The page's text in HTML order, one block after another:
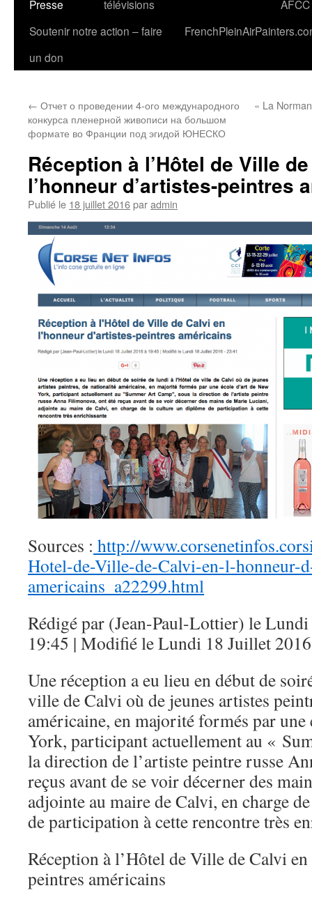
Presse
télévisions
AFCC
Soutenir notre action – faire
un don
← Отчет о проведении 4-ого международного
конкурса пленерной живописи на большом
формате во Франции под эгидой ЮНЕСКО
« La
Réception à l’Hôtel de Ville
l’honneur d’artistes-peintres
Publié le 18 juillet 2016paradmin
Sources : http://
Hotel-de-Ville-de-Calvi-en-l-honneur-
americains_a22299.html
Rédigé par (Jean-Paul-Lottier) le
19:45 | Modifié le Lundi 18 Juillet
Une réception a eu lieu en début de
ville de Calvi où de jeunes artistes
américaine, en majorité formés par une
York, participant actuellement au «
la direction de l’artiste peintre russe
reçus avant de se voir décerner des
adjointe au maire de Calvi, en charge
de participation à cette rencontre très
Réception à l’Hôtel de Ville de Calvi
peintres américains